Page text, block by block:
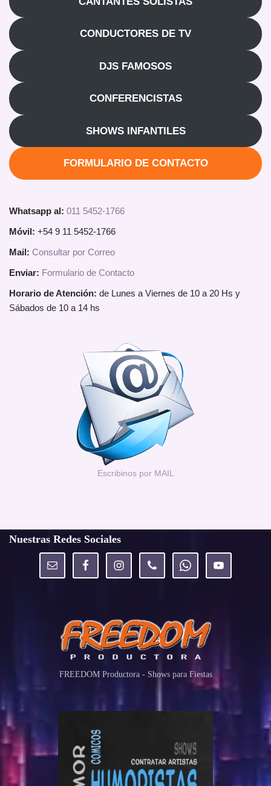
CONDUCTORES DE TV
DJS FAMOSOS
CONFERENCISTAS
SHOWS INFANTILES
FORMULARIO DE CONTACTO
Whatsapp al: 011 5452-1766
Móvil: +54 9 11 5452-1766
Mail: Consultar por Correo
Enviar: Formulario de Contacto
Horario de Atención: de Lunes a Viernes de 10 a 20 Hs y
Sábados de 10 a 14 hs
Escribinos por MAIL
Nuestras Redes Sociales
FREEDOM Productora - Shows para Fiestas